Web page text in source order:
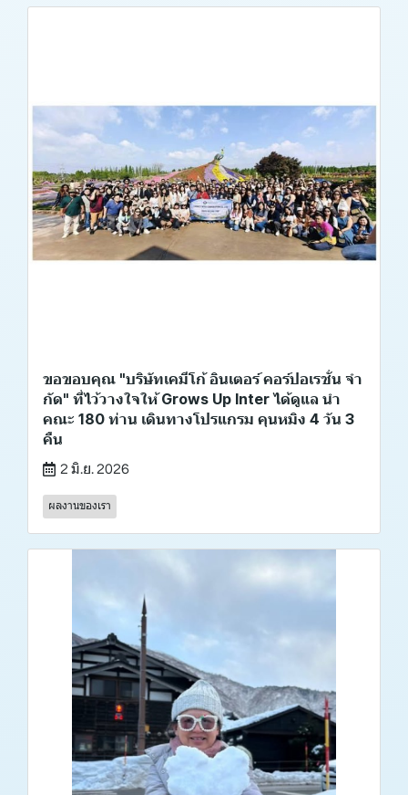
ขอขอบคุณ "บริษัทเคมีโก้ อินเตอร์ คอร์ปอเรชั่น จํา
กัด" ที่ไว้วางใจให้ Grows Up Inter ได้ดูแล นำ
คณะ 180 ท่าน เดินทางโปรแกรม คุนหมิง 4 วัน 3
คืน
2 มิ.ย. 2026
ผลงานของเรา